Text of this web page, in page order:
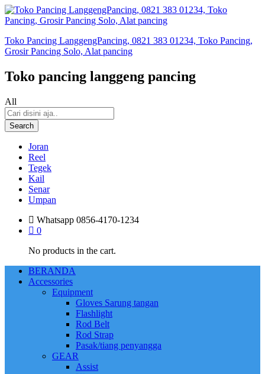
Toko Pancing LanggengPancing, 0821 383 01234, Toko Pancing,
Grosir Pancing Solo, Alat pancing
Toko pancing langgeng pancing
All
Search
Joran
Reel
Tegek
Kail
Senar
Umpan
Whatsapp 0856-4170-1234
0
No products in the cart.
BERANDA
Accessories
Equipment
Gloves Sarung tangan
Flashlight
Rod Belt
Rod Strap
Pasak/tiang penyangga
GEAR
Assist